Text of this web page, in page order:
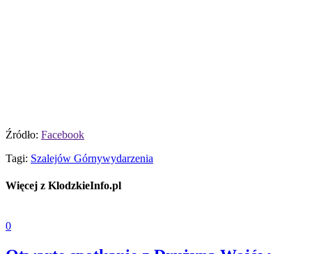
Źródło: Facebook
Tagi: Szalejów Górnywydarzenia
Więcej z KlodzkieInfo.pl
0